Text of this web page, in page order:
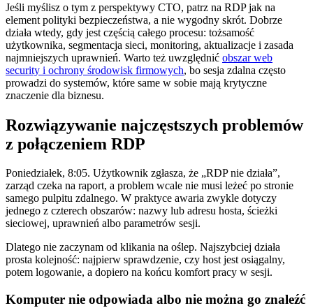
Jeśli myślisz o tym z perspektywy CTO, patrz na RDP jak na
element polityki bezpieczeństwa, a nie wygodny skrót. Dobrze
działa wtedy, gdy jest częścią całego procesu: tożsamość
użytkownika, segmentacja sieci, monitoring, aktualizacje i zasada
najmniejszych uprawnień. Warto też uwzględnić obszar web
security i ochrony środowisk firmowych, bo sesja zdalna często
prowadzi do systemów, które same w sobie mają krytyczne
znaczenie dla biznesu.
Rozwiązywanie najczęstszych problemów
z połączeniem RDP
Poniedziałek, 8:05. Użytkownik zgłasza, że „RDP nie działa”,
zarząd czeka na raport, a problem wcale nie musi leżeć po stronie
samego pulpitu zdalnego. W praktyce awaria zwykle dotyczy
jednego z czterech obszarów: nazwy lub adresu hosta, ścieżki
sieciowej, uprawnień albo parametrów sesji.
Dlatego nie zaczynam od klikania na oślep. Najszybciej działa
prosta kolejność: najpierw sprawdzenie, czy host jest osiągalny,
potem logowanie, a dopiero na końcu komfort pracy w sesji.
Komputer nie odpowiada albo nie można go znaleźć